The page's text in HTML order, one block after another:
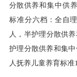
分散供养和集中供
标准分六档：全自
人，半护理分散供
护理分散供养和集
人抚养儿童养育标准